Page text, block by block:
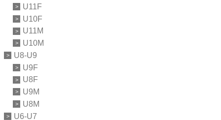
U11F
U10F
U11M
U10M
U8-U9
U9F
U8F
U9M
U8M
U6-U7